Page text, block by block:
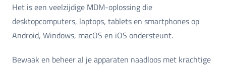
Het is een veelzijdige MDM-oplossing die
desktopcomputers, laptops, tablets en smartphones op
Android, Windows, macOS en iOS ondersteunt.
Bewaak en beheer al je apparaten naadloos met krachtige